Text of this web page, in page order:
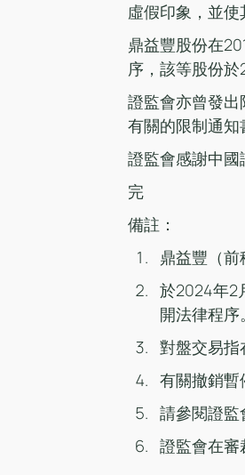
虛假印象，並使
鼎益豐股份在
序，該等股份於
證監會亦曾發出
有關的限制通知
證監會感謝中國
完
備註：
鼎益豐（前
於2024年2
開法律程
對盤交易指
有關撤銷暫
請參閱證監
證監會在審